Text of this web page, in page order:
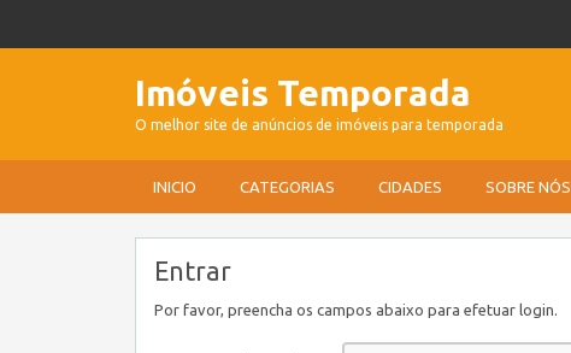
Imóveis Temporada
O melhor site de anúncios de imóveis para temporada
INICIO CATEGORIAS CIDADES SOBRE NÓS
Entrar
Por favor, preencha os campos abaixo para efetuar login.